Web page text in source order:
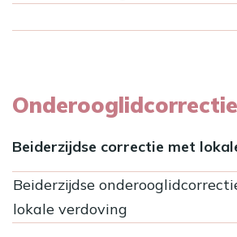
Beiderzijdse correctie met
Beiderzijdse
lokale verdoving